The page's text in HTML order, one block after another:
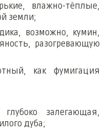
влажно-тёплые,
земли;
возможно, кумин,
разогревающую
как фумигация
залегающая,
дуба;